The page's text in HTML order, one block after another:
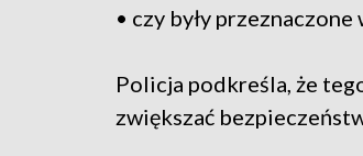
• czy były
Policja podkreśla, że
zwiększać